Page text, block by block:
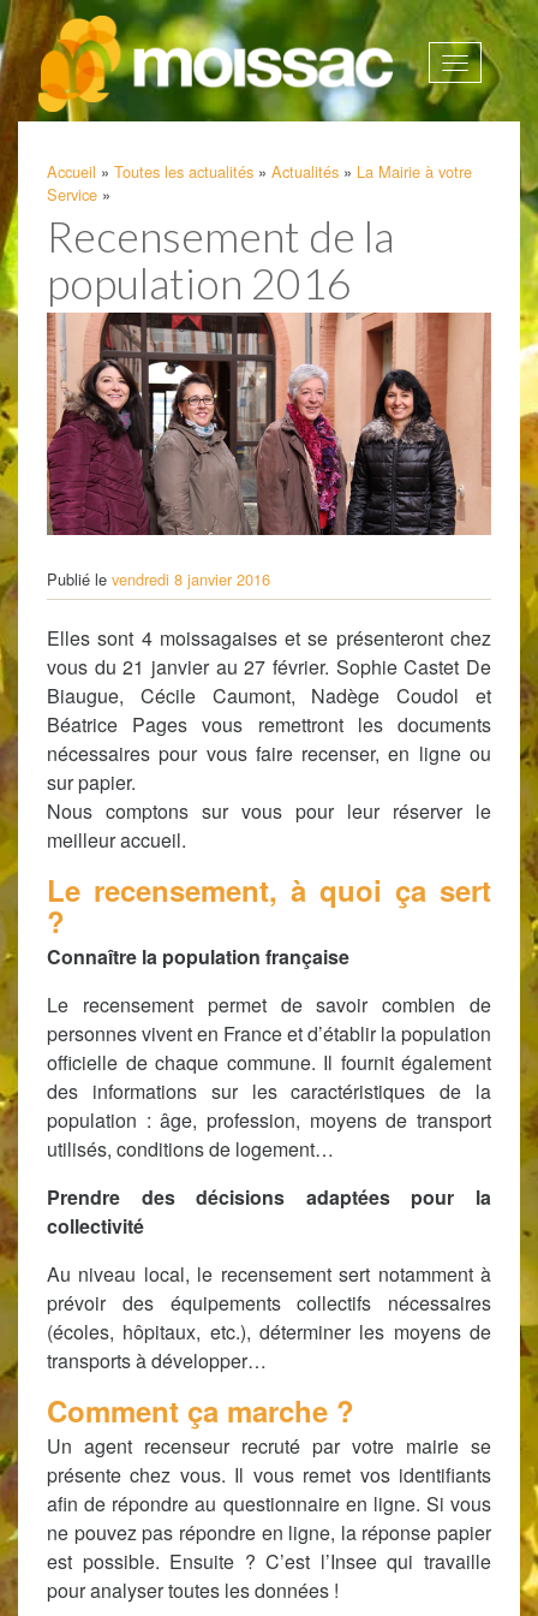
Afficher
la
Accueil » Toutes les actualités » Actualités » La Mairie à votre
Service »
Recensement de la
population 2016
Publié le vendredi 8 janvier 2016
Elles sont 4 moissagaises et se présenteront chez
vous du 21 janvier au 27 février. Sophie Castet De
Biaugue, Cécile Caumont, Nadège Coudol et
Béatrice Pages vous remettront les documents
nécessaires pour vous faire recenser, en ligne ou
sur papier.
Nous comptons sur vous pour leur réserver le
meilleur accueil.
Le recensement, à quoi ça sert
?
Connaître la population française
Le recensement permet de savoir combien de
personnes vivent en France et d’établir la population
officielle de chaque commune. Il fournit également
des informations sur les caractéristiques de la
population : âge, profession, moyens de transport
utilisés, conditions de logement…
Prendre des décisions adaptées pour la
collectivité
Au niveau local, le recensement sert notamment à
prévoir des équipements collectifs nécessaires
(écoles, hôpitaux, etc.), déterminer les moyens de
transports à développer…
Comment ça marche ?
Un agent recenseur recruté par votre mairie se
présente chez vous. Il vous remet vos identifiants
afin de répondre au questionnaire en ligne. Si vous
ne pouvez pas répondre en ligne, la réponse papier
est possible. Ensuite ? C’est l’Insee qui travaille
pour analyser toutes les données !